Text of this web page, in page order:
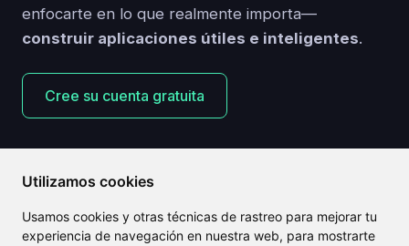
Utilizamos cookies
Usamos cookies y otras técnicas de rastreo para mejorar tu
experiencia de navegación en nuestra web, para mostrarte
enfocarte en lo que realmente importa—
construir aplicaciones útiles e inteligentes.
Cree su cuenta gratuita
Artículos relacionados